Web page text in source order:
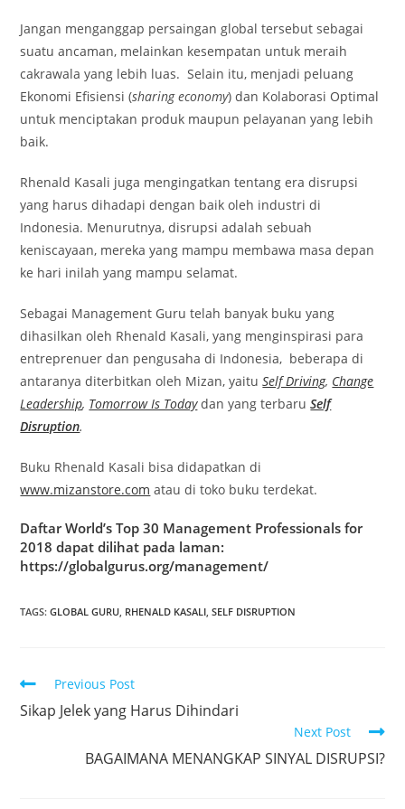
Jangan menganggap persaingan global tersebut sebagai
suatu ancaman, melainkan kesempatan untuk meraih
cakrawala yang lebih luas. Selain itu, menjadi peluang
Ekonomi Efisiensi (sharing economy) dan Kolaborasi Optimal
untuk menciptakan produk maupun pelayanan yang lebih
baik.
Rhenald Kasali juga mengingatkan tentang era disrupsi
yang harus dihadapi dengan baik oleh industri di
Indonesia. Menurutnya, disrupsi adalah sebuah
keniscayaan, mereka yang mampu membawa masa depan
ke hari inilah yang mampu selamat.
Sebagai Management Guru telah banyak buku yang
dihasilkan oleh Rhenald Kasali, yang menginspirasi para
entreprenuer dan pengusaha di Indonesia, beberapa di
antaranya diterbitkan oleh Mizan, yaituSelf Driving, Change
Leadership, Tomorrow Is Todaydan yang terbaruSelf
Disruption.
Buku Rhenald Kasali bisa didapatkan di
www.mizanstore.com atau di toko buku terdekat.
Daftar World’s Top 30 Management Professionals for
2018 dapat dilihat pada laman:
https://globalgurus.org/management/
TAGS:GLOBAL GURU, RHENALD KASALI, SELF DISRUPTION
Previous Post
Sikap Jelek yang Harus Dihindari
Next Post
BAGAIMANA MENANGKAP SINYAL DISRUPSI?